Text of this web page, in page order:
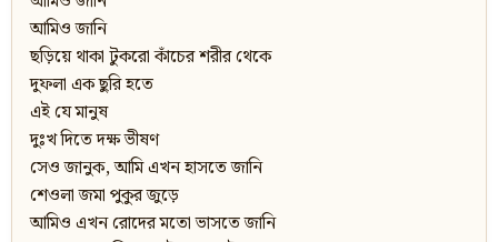
আমিও জানি
ছড়িয়ে থাকা টুকরো কাঁচের শরীর থেকে
দুফলা এক ছুরি হতে
এই যে মানুষ
দুঃখ দিতে দক্ষ ভীষণ
সেও জানুক, আমি এখন হাসতে জানি
শেওলা জমা পুকুর জুড়ে
আমিও এখন রোদের মতো ভাসতে জানি